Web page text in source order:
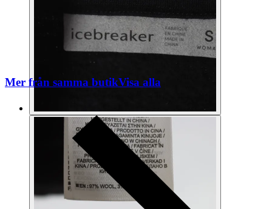
Mer från samma butikVisa alla